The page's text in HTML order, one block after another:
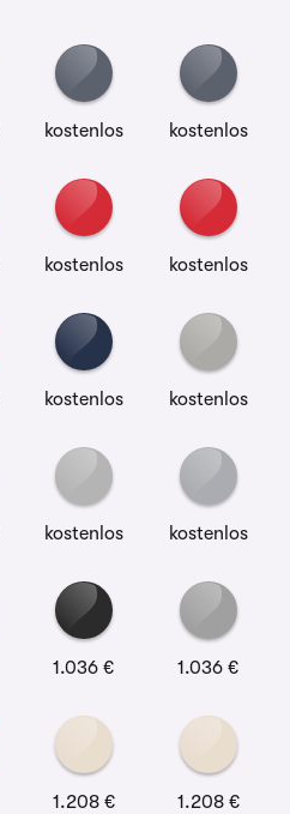
kostenlos kostenlos
kostenlos kostenlos
kostenlos kostenlos
kostenlos kostenlos
1.036 € 1.036 €
1.208 € 1.208 €